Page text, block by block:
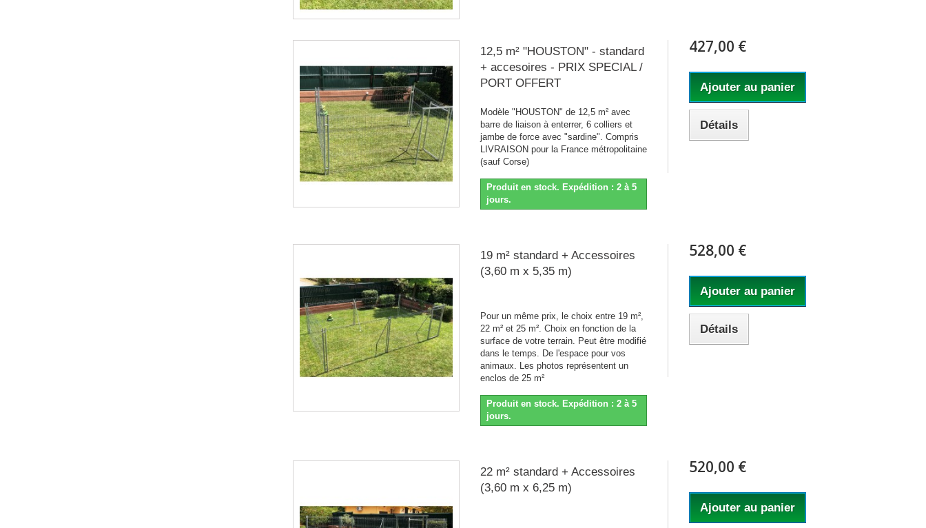
12,5 m² "HOUSTON" - standard
+ accesoires - PRIX SPECIAL /
PORT OFFERT
Modèle "HOUSTON" de 12,5 m² avec
barre de liaison à enterrer, 6 colliers et
jambe de force avec "sardine". Compris
LIVRAISON pour la France métropolitaine
(sauf Corse)
Produit en stock. Expédition : 2 à 5
jours.
427,00 €
Ajouter au panier
Détails
19 m² standard + Accessoires
(3,60 m x 5,35 m)
Pour un même prix, le choix entre 19 m²,
22 m² et 25 m². Choix en fonction de la
surface de votre terrain. Peut être modifié
dans le temps. De l'espace pour vos
animaux. Les photos représentent un
enclos de 25 m²
Produit en stock. Expédition : 2 à 5
jours.
528,00 €
Ajouter au panier
Détails
22 m² standard + Accessoires
(3,60 m x 6,25 m)
520,00 €
Ajouter au panier